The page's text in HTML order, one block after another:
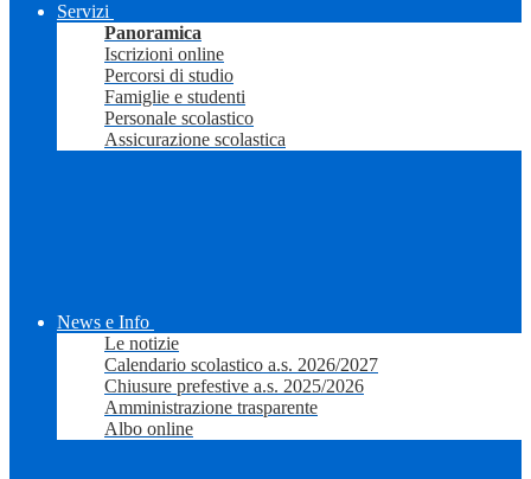
Servizi
Panoramica
Iscrizioni online
Percorsi di studio
Famiglie e studenti
Personale scolastico
Assicurazione scolastica
News e Info
Le notizie
Calendario scolastico a.s. 2026/2027
Chiusure prefestive a.s. 2025/2026
Amministrazione trasparente
Albo online